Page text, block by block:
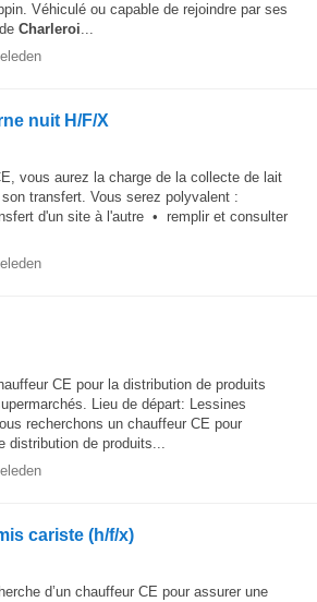
Véhiculé ou capable de rejoindre par ses
Charleroi...
nuit H/F/X
vous aurez la charge de la collecte de lait
transfert. Vous serez polyvalent :
d'un site à l'autre • remplir et consulter
CE pour la distribution de produits
Lieu de départ: Lessines
recherchons un chauffeur CE pour
distribution de produits...
cariste (h/f/x)
d’un chauffeur CE pour assurer une